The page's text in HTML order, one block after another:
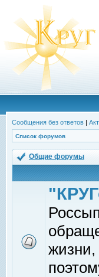
Сообщения без ответов |
Список форумов
Общие форумы
жизни,